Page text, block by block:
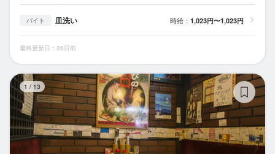
バイト 皿洗い 時給： 1,023円〜1,023円
最終更新日：26日前
1 / 13